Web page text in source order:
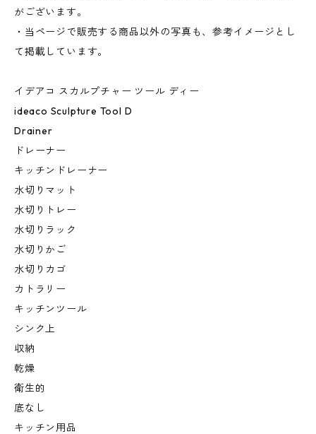
がございます。
・当ページで販売する商品以外の写真も、参考イメージとし
て掲載しています。
イデアコ スカルプチャー ツール ディー
ideaco Sculpture Tool D
Drainer
ドレーナー
キッチンドレーナー
水切りマット
水切りトレー
水切りラック
水切りかご
水切りカゴ
カトラリー
キッチンツール
シンク上
収納
乾燥
衛生的
底なし
キッチン用品